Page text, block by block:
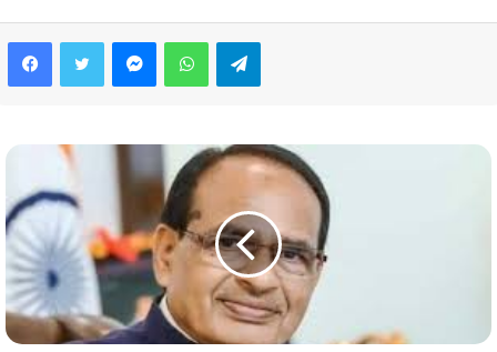
FacebookTwitter MessengerWhatsAppTelegram